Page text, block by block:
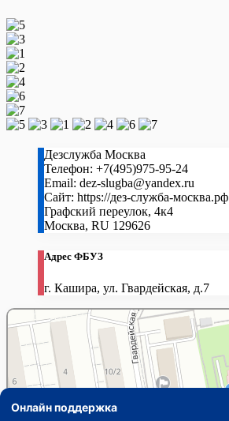
Дезслужба Москва
Телефон: +7(495)975-95-24
Email: dez-slugba@yandex.ru
Сайт: https://дез-служба-москва.рф
Графский переулок, 4к4
Москва, RU 129626
Адрес ФБУЗ
г. Кашира, ул. Гвардейская, д.7